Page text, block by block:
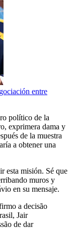
entre
político de la
exprimera dama y
de la muestra
a obtener una
esta misión. Sé que
muros y
en su mensaje.
a decisão
Jair
de dar